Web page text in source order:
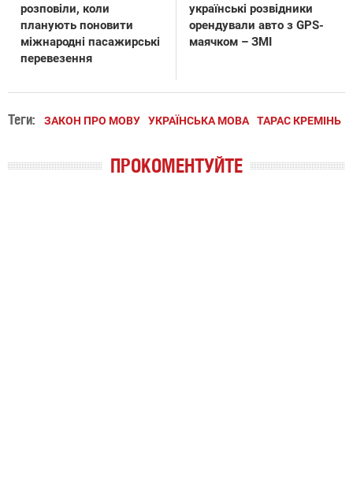
розповіли, коли
планують поновити
міжнародні пасажирські
перевезення
українські розвідники
орендували авто з GPS-
маячком – ЗМІ
Теги: ЗАКОН ПРО МОВУ УКРАЇНСЬКА МОВА ТАРАС КРЕМІНЬ
ПРОКОМЕНТУЙТЕ